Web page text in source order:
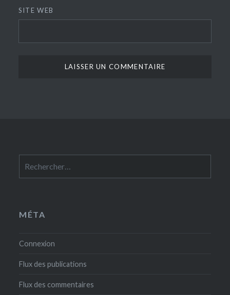
SITE WEB
MÉTA
Connexion
Flux des publications
Flux des commentaires